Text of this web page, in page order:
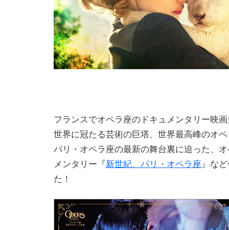
フランスでオペラ座のドキュメンタリー映
世界に冠たる芸術の巨塔、世界最高峰のオ
パリ・オペラ座の最新の舞台裏に迫った、
メンタリー『新世紀、パリ・オペラ座』な
た！